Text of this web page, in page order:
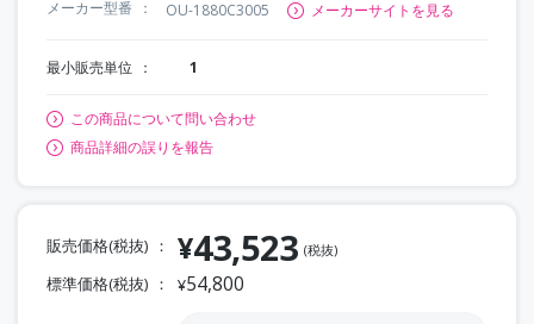
メーカー型番
OU-1880C3005 メーカーサイトを見る
最小販売単位 1
この商品について問い合わせ
商品詳細の誤りを報告
販売価格(税抜) ¥43,523 (税抜)
標準価格(税抜) ¥54,800